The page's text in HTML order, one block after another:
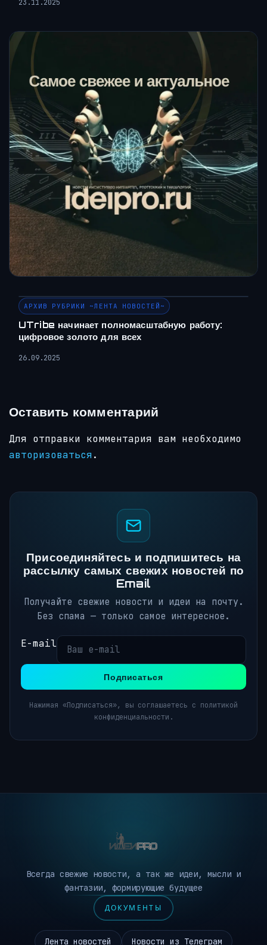
23.11.2025
АРХИВ РУБРИКИ ~ЛЕНТА НОВОСТЕЙ~
UTribe начинает полномасштабную работу:
цифровое золото для всех
26.09.2025
Оставить комментарий
Для отправки комментария вам необходимо
авторизоваться.
Присоединяйтесь и подпишитесь на
рассылку самых свежих новостей по
Email
Получайте свежие новости и идеи на почту.
Без спама — только самое интересное.
E-mail
Подписаться
Нажимая «Подписаться», вы соглашаетесь с политикой
конфиденциальности.
Всегда свежие новости, а так же идеи, мысли и
фантазии, формирующие будущее
ДОКУМЕНТЫ
Лента новостей Новости из Телеграм